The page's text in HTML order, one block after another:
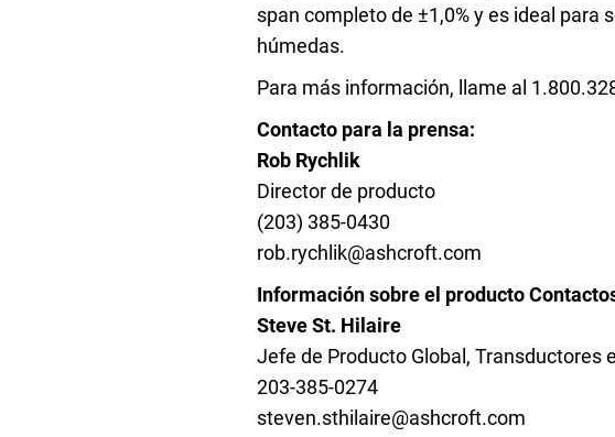
span completo de ±1,0% y es ideal
húmedas.
Para más información, llame al 1.800.
Contacto para la prensa:
Rob Rychlik
Director de producto
(203) 385-0430
rob.rychlik@ashcroft.com
Información sobre el producto
Steve St. Hilaire
Jefe de Producto Global, Transductores
203-385-0274
steven.sthilaire@ashcroft.com